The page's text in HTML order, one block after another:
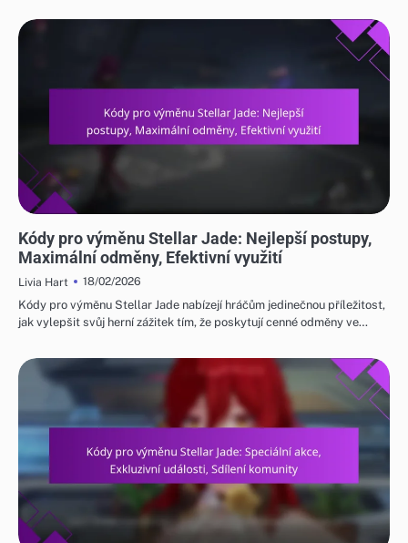
Kódy pro výměnu Stellar Jade: Nejlepší postupy,
Maximální odměny, Efektivní využití
Livia Hart
18/02/2026
Kódy pro výměnu Stellar Jade nabízejí hráčům jedinečnou příležitost,
jak vylepšit svůj herní zážitek tím, že poskytují cenné odměny ve…